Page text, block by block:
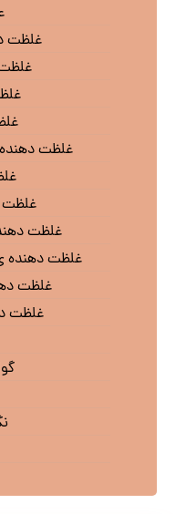
غلظت
غلظت
غلظت
غلظت
غلظت
غلظت دهنده ی
غلظت
غلظت